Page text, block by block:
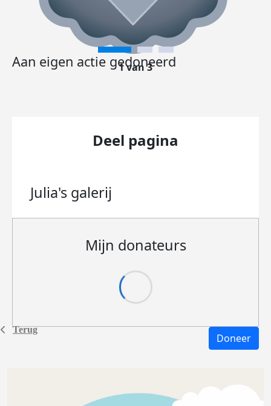
Terug
Aan eigen actie gedoneerd
1 van 3
Deel pagina
Julia's galerij
Mijn donateurs
Doneer